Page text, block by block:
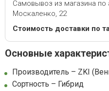
Самовывоз из магазина по
Москаленко, 22
Стоимость доставки по
Основные
Производитель – ZKI
Сортность – Гибрид